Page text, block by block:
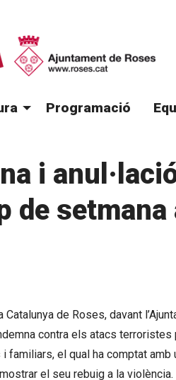
Programació
i
de setmana
de Roses, davant
contra els atacs terroristes
el qual ha comptat amb
el seu rebuig a la violència.